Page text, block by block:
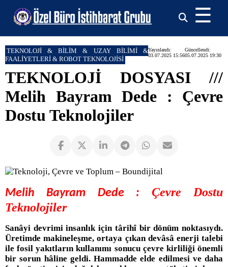
☰
TEKNOLOJİ & BİLİM & UZAY BİLİMİ &
FAALİYETLERİ & ROBOT TEKNOLOJİSİ
Yayınlandı:
03.07.2025 15:56
Güncellendi:
05.07.2025 19:30
TEKNOLOJİ DOSYASI ///
Melih Bayram Dede : Çevre
Dostu Teknolojiler
Melih Bayram Dede : Çevre Dostu
Teknolojiler
Sanâyi devrimi insanlık için târihî bir dönüm noktasıydı.
Üretimde makineleşme, ortaya çıkan devâsâ enerji talebi
ile fosil yakıtların kullanımı sonucu çevre kirliliği önemli
bir sorun hâline geldi. Hammadde elde edilmesi ve daha